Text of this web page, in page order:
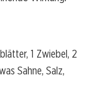
1 Zwiebel, 2
Sahne, Salz,